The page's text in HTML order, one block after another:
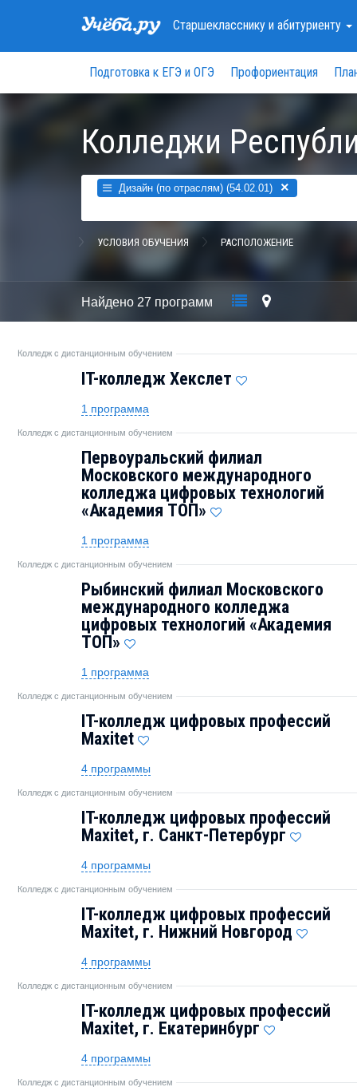
Старшеклассникуи абитуриенту
Подготовка к ЕГЭ и ОГЭ Профориентация
Колледжи
Дизайн (по отраслям) (54.02.01) ×
УСЛОВИЯ ОБУЧЕНИЯ РАСПОЛОЖЕНИЕ
Найдено 27 программ
Колледж с дистанционным обучением
IT-колледж Хекслет
1 программа
Колледж с дистанционным обучением
Первоуральский филиал
Московского международного
колледжа цифровых технологий
«Академия TOП»
1 программа
Колледж с дистанционным обучением
Рыбинский филиал Московского
международного колледжа
цифровых технологий «Академия
TOП»
1 программа
Колледж с дистанционным обучением
IT-колледж цифровых профессий
Maxitet
4 программы
Колледж с дистанционным обучением
IT-колледж цифровых профессий
Maxitet, г. Санкт-Петербург
4 программы
Колледж с дистанционным обучением
IT-колледж цифровых профессий
Maxitet, г. Нижний Новгород
4 программы
Колледж с дистанционным обучением
IT-колледж цифровых профессий
Maxitet, г. Екатеринбург
4 программы
Колледж с дистанционным обучением